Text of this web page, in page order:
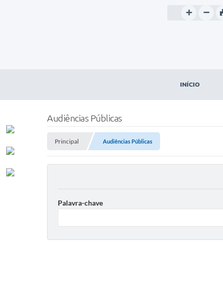
INÍCIO
Audiências Públicas
Principal Audiências Públicas
Palavra-chave